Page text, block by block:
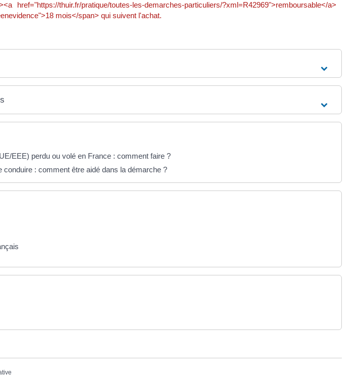
href="https://thuir.fr/pratique/toutes-les-demarches-particuliers/?xml=R42969">remboursable</a>
mois</span> qui suivent l'achat.
EEE) perdu ou volé en France : comment faire ?
conduire : comment être aidé dans la démarche ?